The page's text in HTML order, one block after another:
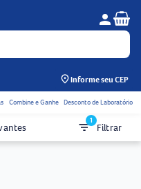
Menu do
person
Informe seu CEP
rápidos do cabeçalho
Combine e Ganhe Desconto de Laboratório
filter_list1
Filtrar